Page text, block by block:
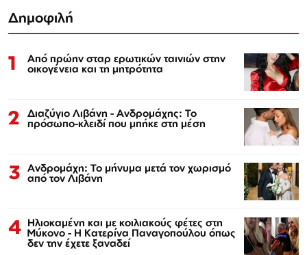
Δημοφιλή
1 Από πρώην σταρ ερωτικών ταινιών στην
οικογένεια και τη μητρότητα
2 Διαζύγιο Λιβάνη - Ανδρομάχης: Το
πρόσωπο-κλειδί που μπήκε στη μέση
3 Ανδρομάχη: Το μήνυμα μετά τον χωρισμό
από τον Λιβάνη
4 Ηλιοκαμένη και με κοιλιακούς φέτες στη
Μύκονο - Η Κατερίνα Παναγοπούλου όπως
δεν την έχετε ξαναδεί